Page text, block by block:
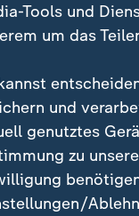
Co. dominieren
Umsetzung
Tools und
um das
und
genutztes
zu